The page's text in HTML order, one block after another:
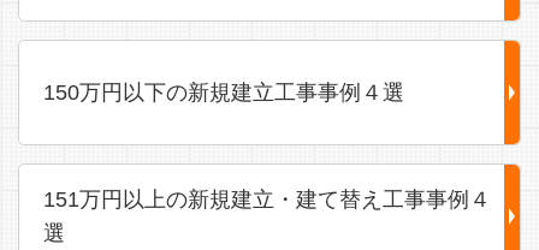
150万円以下の新規建立工事事例４選
151万円以上の新規建立・建て替え工事事例４
選